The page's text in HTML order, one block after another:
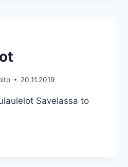
20.11.2019
Savelassa to